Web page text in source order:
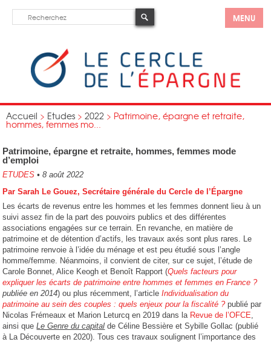
MENU
Accueil > Etudes > 2022 > Patrimoine, épargne et retraite,
hommes, femmes mo...
Patrimoine, épargne et retraite, hommes, femmes mode
d’emploi
ETUDES • 8 août 2022
Par Sarah Le Gouez, Secrétaire générale du Cercle de l’Épargne
Les écarts de revenus entre les hommes et les femmes donnent lieu à un
suivi assez fin de la part des pouvoirs publics et des différentes
associations engagées sur ce terrain. En revanche, en matière de
patrimoine et de détention d’actifs, les travaux axés sont plus rares. Le
patrimoine renvoie à l’idée du ménage et est peu étudié sous l’angle
homme/femme. Néanmoins, il convient de citer, sur ce sujet, l’étude de
Carole Bonnet, Alice Keogh et Benoît Rapport (Quels facteurs pour
expliquer les écarts de patrimoine entre hommes et femmes en France ?
publiée en 2014) ou plus récemment, l’articleIndividualisation du
patrimoine au sein des couples : quels enjeux pour la fiscalité ? publié par
Nicolas Frémeaux et Marion Leturcq en 2019 dans la Revue de l’OFCE,
ainsi queLe Genre du capital de Céline Bessière et Sybille Gollac (publié
à La Découverte en 2020). Tous ces travaux soulignent l’importance des